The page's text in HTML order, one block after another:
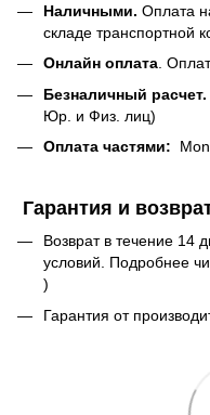
Наличными. Оплата
складе транспортной
Онлайн оплата .
Безналичный расчет.
Юр. и Физ. лиц)
Оплата частями:
Гарантия и
Возврат в течение 14
условий. Подробнее
)
Гарантия от